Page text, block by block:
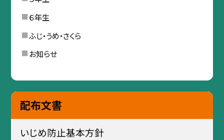
６年生
ふじ・うめ・さくら
お知らせ
配布文書
いじめ防止基本方針